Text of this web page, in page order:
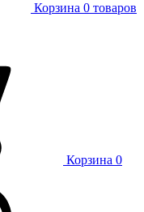
Корзина 0 товаров
Корзина 0